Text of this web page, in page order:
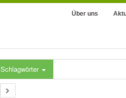
Über uns
Schlagwörter